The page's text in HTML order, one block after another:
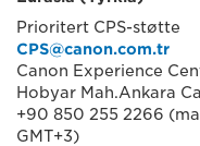
Prioritert CPS-støtte
CPS@canon.com.tr
Canon Experience
Hobyar Mah.Ankara
+90 850 255 2266
GMT+3)